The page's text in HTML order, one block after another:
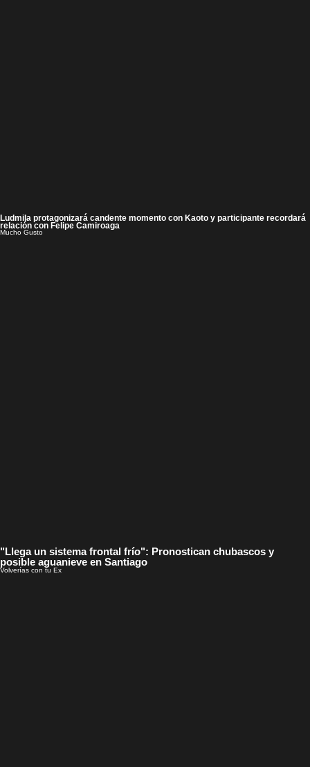
Ludmila protagonizará candente momento con Kaoto y participante recordará
relación con Felipe Camiroaga
Mucho Gusto
"Llega un sistema frontal frío": Pronostican chubascos y
posible aguanieve en Santiago
Volverías con tu Ex